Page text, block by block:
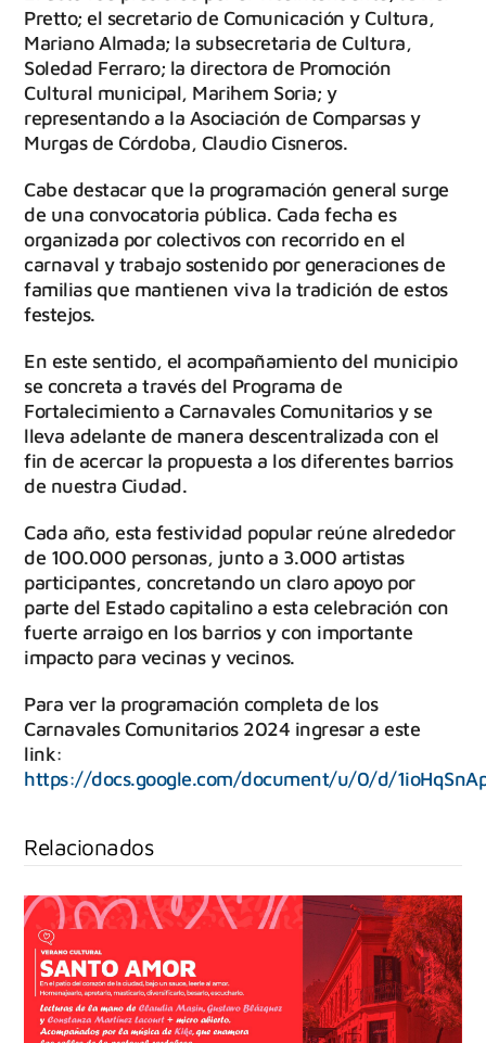
Pretto; el secretario de Comunicación y Cultura,
Mariano Almada; la subsecretaria de Cultura,
Soledad Ferraro; la directora de Promoción
Cultural municipal, Marihem Soria; y
representando a la Asociación de Comparsas y
Murgas de Córdoba, Claudio Cisneros.
Cabe destacar que la programación general surge
de una convocatoria pública. Cada fecha es
organizada por colectivos con recorrido en el
carnaval y trabajo sostenido por generaciones de
familias que mantienen viva la tradición de estos
festejos.
En este sentido, el acompañamiento del municipio
se concreta a través del Programa de
Fortalecimiento a Carnavales Comunitarios y se
lleva adelante de manera descentralizada con el
fin de acercar la propuesta a los diferentes barrios
de nuestra Ciudad.
Cada año, esta festividad popular reúne alrededor
de 100.000 personas, junto a 3.000 artistas
participantes, concretando un claro apoyo por
parte del Estado capitalino a esta celebración con
fuerte arraigo en los barrios y con importante
impacto para vecinas y vecinos.
Para ver la programación completa de los
Carnavales Comunitarios 2024 ingresar a este
link:
https://docs.google.com/document/u/0/d/
Relacionados